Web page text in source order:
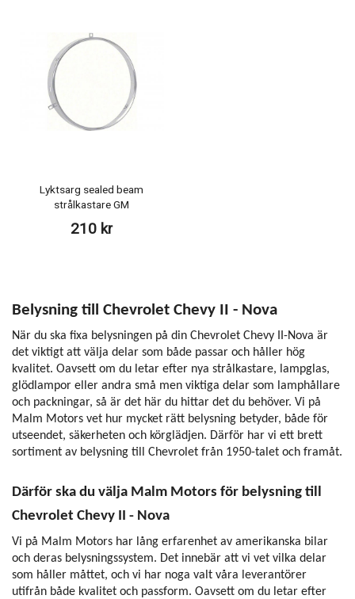
Lyktsarg sealed beam
strålkastare GM
210 kr
Belysning till Chevrolet Chevy II - Nova
När du ska fixa belysningen på din Chevrolet Chevy II-Nova är
det viktigt att välja delar som både passar och håller hög
kvalitet. Oavsett om du letar efter nya strålkastare, lampglas,
glödlampor eller andra små men viktiga delar som lamphållare
och packningar, så är det här du hittar det du behöver. Vi på
Malm Motors vet hur mycket rätt belysning betyder, både för
utseendet, säkerheten och körglädjen. Därför har vi ett brett
sortiment av belysning till Chevrolet från 1950-talet och framåt.
Därför ska du välja Malm Motors för belysning till
Chevrolet Chevy II - Nova
Vi på Malm Motors har lång erfarenhet av amerikanska bilar
och deras belysningssystem. Det innebär att vi vet vilka delar
som håller måttet, och vi har noga valt våra leverantörer
utifrån både kvalitet och passform. Oavsett om du letar efter